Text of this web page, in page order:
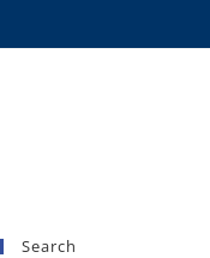
Search